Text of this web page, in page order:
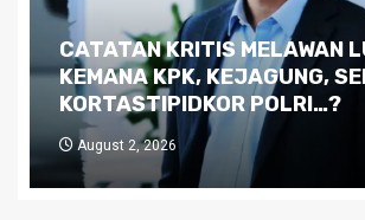
Dilema Kaltim di Tengah
Kutukan Sumber Daya Alam
Pemimpin yang Tak Kreatif
July 29, 2026